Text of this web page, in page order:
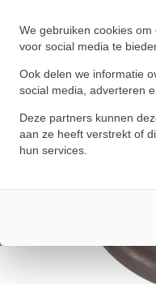
We gebruiken cookies
voor social media te
Ook delen we informatie
social media, adverteren
Deze partners kunnen
aan ze heeft verstrekt of
hun services.